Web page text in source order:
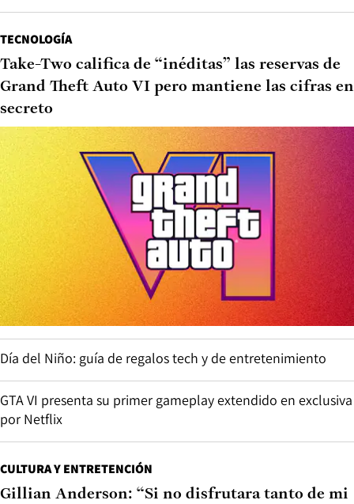
TECNOLOGÍA
Take-Two califica de “inéditas” las reservas de
Grand Theft Auto VI pero mantiene las cifras en
secreto
Día del Niño: guía de regalos tech y de entretenimiento
GTA VI presenta su primer gameplay extendido en exclusiva
por Netflix
CULTURA Y ENTRETENCIÓN
Gillian Anderson: “Si no disfrutara tanto de mi